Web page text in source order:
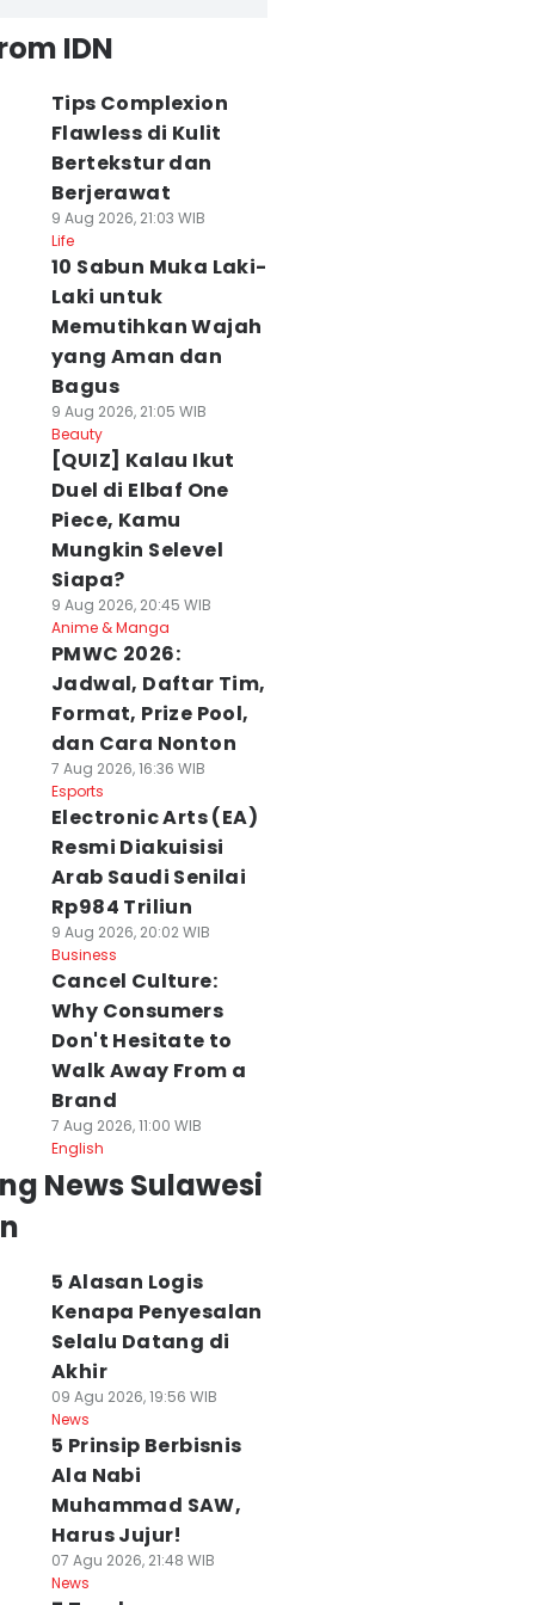
IDN
Tips Complexion
Flawless di Kulit
Bertekstur dan
Berjerawat
9 Aug 2026, 21:03 WIB
Life
10 Sabun Muka Laki-
Laki untuk
Memutihkan Wajah
yang Aman dan
Bagus
9 Aug 2026, 21:05 WIB
Beauty
[QUIZ] Kalau Ikut
Duel di Elbaf One
Piece, Kamu
Mungkin Selevel
Siapa?
9 Aug 2026, 20:45 WIB
Anime & Manga
PMWC 2026:
Jadwal, Daftar Tim,
Format, Prize Pool,
dan Cara Nonton
7 Aug 2026, 16:36 WIB
Esports
Electronic Arts (EA)
Resmi Diakuisisi
Arab Saudi Senilai
Rp984 Triliun
9 Aug 2026, 20:02 WIB
Business
Cancel Culture:
Why Consumers
Don't Hesitate to
Walk Away From a
Brand
7 Aug 2026, 11:00 WIB
English
News Sulawesi
5 Alasan Logis
Kenapa Penyesalan
Selalu Datang di
Akhir
09 Agu 2026, 19:56 WIB
News
5 Prinsip Berbisnis
Ala Nabi
Muhammad SAW,
Harus Jujur!
07 Agu 2026, 21:48 WIB
News